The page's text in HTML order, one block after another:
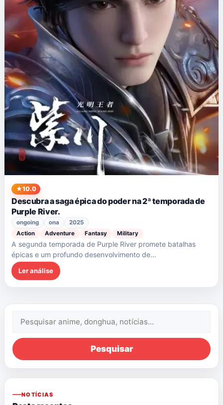
10.0
Descubra a saga épica do poder na 2ª temporada de
Purple River.
ongoing ona
2025
Action
Adventure Fantasy Military
A segunda temporada de Purple River promete batalhas
épicas e um profundo desenvolvimento de…
Ler análise
Pesquisar:
Pesquisar
NOTÍCIAS